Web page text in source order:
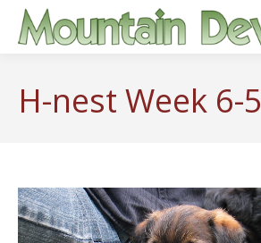
H-nest Week 6-5